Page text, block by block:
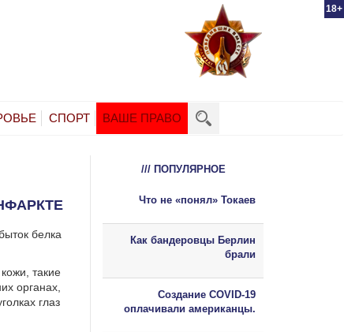
18+
СПОРТ ВАШЕ ПРАВО
белка
такие
органах,
глаз
/// ПОПУЛЯРНОЕ
Что не «понял» Токаев
Как бандеровцы Берлин
брали
Создание COVID-19
оплачивали американцы.